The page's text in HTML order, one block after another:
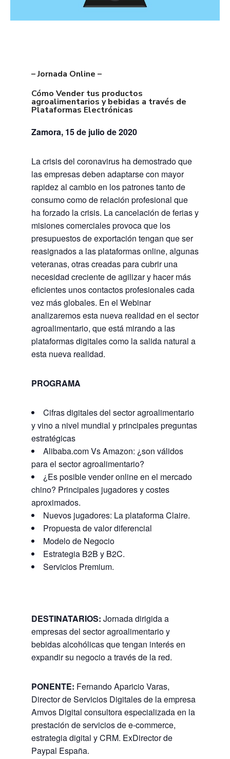
– Jornada Online –
Cómo Vender tus productos
agroalimentarios y bebidas a través de
Plataformas Electrónicas
Zamora, 15 de julio de 2020
La crisis del coronavirus ha demostrado que
las empresas deben adaptarse con mayor
rapidez al cambio en los patrones tanto de
consumo como de relación profesional que
ha forzado la crisis. La cancelación de ferias y
misiones comerciales provoca que los
presupuestos de exportación tengan que ser
reasignados a las plataformas online, algunas
veteranas, otras creadas para cubrir una
necesidad creciente de agilizar y hacer más
eficientes unos contactos profesionales cada
vez más globales. En el Webinar
analizaremos esta nueva realidad en el sector
agroalimentario, que está mirando a las
plataformas digitales como la salida natural a
esta nueva realidad.
PROGRAMA
Cifras digitales del sector agroalimentario
y vino a nivel mundial y principales preguntas
estratégicas
Alibaba.com Vs Amazon: ¿son válidos
para el sector agroalimentario?
¿Es posible vender online en el mercado
chino? Principales jugadores y costes
aproximados.
Nuevos jugadores: La plataforma Claire.
Propuesta de valor diferencial
Modelo de Negocio
Estrategia B2B y B2C.
Servicios Premium.
DESTINATARIOS: Jornada dirigida a
empresas del sector agroalimentario y
bebidas alcohólicas que tengan interés en
expandir su negocio a través de la red.
PONENTE: Fernando Aparicio Varas,
Director de Servicios Digitales de la empresa
Amvos Digital consultora especializada en la
prestación de servicios de e-commerce,
estrategia digital y CRM. ExDirector de
Paypal España.